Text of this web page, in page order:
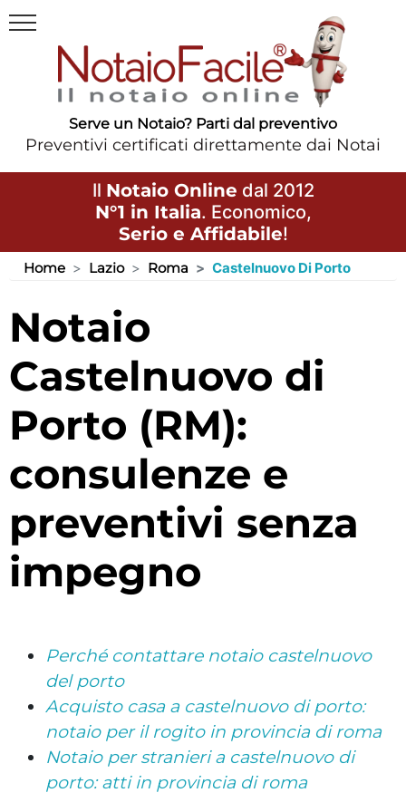
Serve un Notaio? Parti dal preventivo
Preventivi certificati direttamente dai Notai
Il Notaio Online dal 2012
N°1 in Italia. Economico,
Serio e Affidabile!
Home Lazio Roma Castelnuovo Di Porto
Notaio
Castelnuovo di
Porto (RM):
consulenze e
preventivi senza
impegno
Perché contattare notaio castelnuovo
del porto
Acquisto casa a castelnuovo di porto:
notaio per il rogito in provincia di roma
Notaio per stranieri a castelnuovo di
porto: atti in provincia di roma